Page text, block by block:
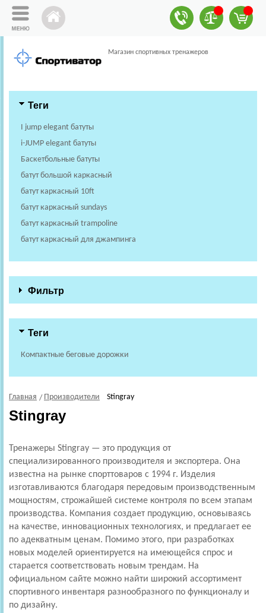
Магазин спортивных тренажеров
Теги
I jump elegant батуты
i-JUMP elegant батуты
Баскетбольные батуты
батут большой каркасный
батут каркасный 10ft
батут каркасный sundays
батут каркасный trampoline
батут каркасный для джампинга
Фильтр
Теги
Компактные беговые дорожки
Главная Производители Stingray
Stingray
Тренажеры Stingray — это продукция от
специализированного производителя и экспортера. Она
известна на рынке спорттоваров с 1994 г. Изделия
изготавливаются благодаря передовым производственным
мощностям, строжайшей системе контроля по всем этапам
производства. Компания создает продукцию, основываясь
на качестве, инновационных технологиях, и предлагает ее
по адекватным ценам. Помимо этого, при разработках
новых моделей ориентируется на имеющейся спрос и
старается соответствовать новым трендам. На
официальном сайте можно найти широкий ассортимент
спортивного инвентаря разнообразного по функционалу и
по дизайну.